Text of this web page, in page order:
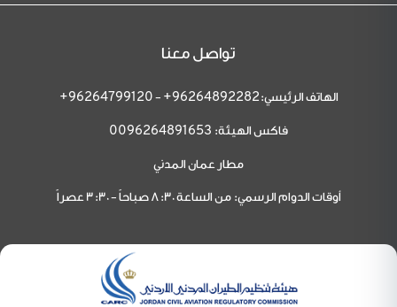
تواصل معنا
الهاتف الرئيسي: 96264892282+
-
96264799120+
فاكس الهيئة: 0096264891653
مطار عمان المدني
أوقات الدوام الرسمي: من الساعة 8:30 صباحاً - 3:30 عصراً